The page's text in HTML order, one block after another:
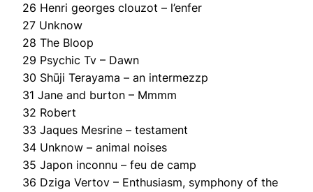
26 Henri georges clouzot – l’enfer
27 Unknow
28 The Bloop
29 Psychic Tv – Dawn
30 Shūji Terayama – an intermezzp
31 Jane and burton – Mmmm
32 Robert
33 Jaques Mesrine – testament
34 Unknow – animal noises
35 Japon inconnu – feu de camp
36 Dziga Vertov – Enthusiasm, symphony of the